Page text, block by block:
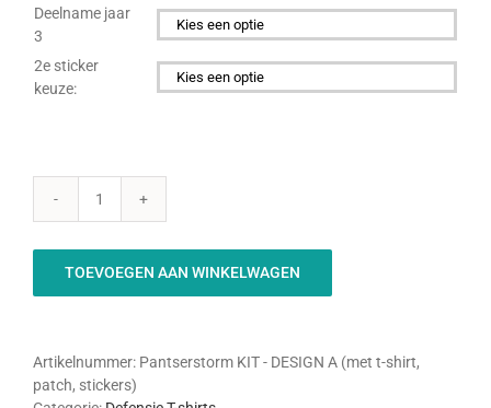
Deelname jaar
3
2e sticker
keuze:
PANTSERSTORM
KIT
(Design
A)
TOEVOEGEN AAN WINKELWAGEN
Artikelnummer: Pantserstorm KIT - DESIGN A (met t-shirt,
patch, stickers)